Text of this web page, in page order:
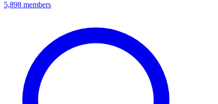
5,898 members